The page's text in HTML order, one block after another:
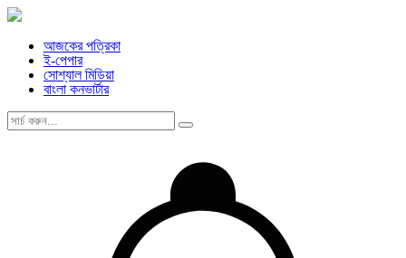
আজকের পত্রিকা
ই-পেপার
সোশ্যাল মিডিয়া
বাংলা কনভার্টার